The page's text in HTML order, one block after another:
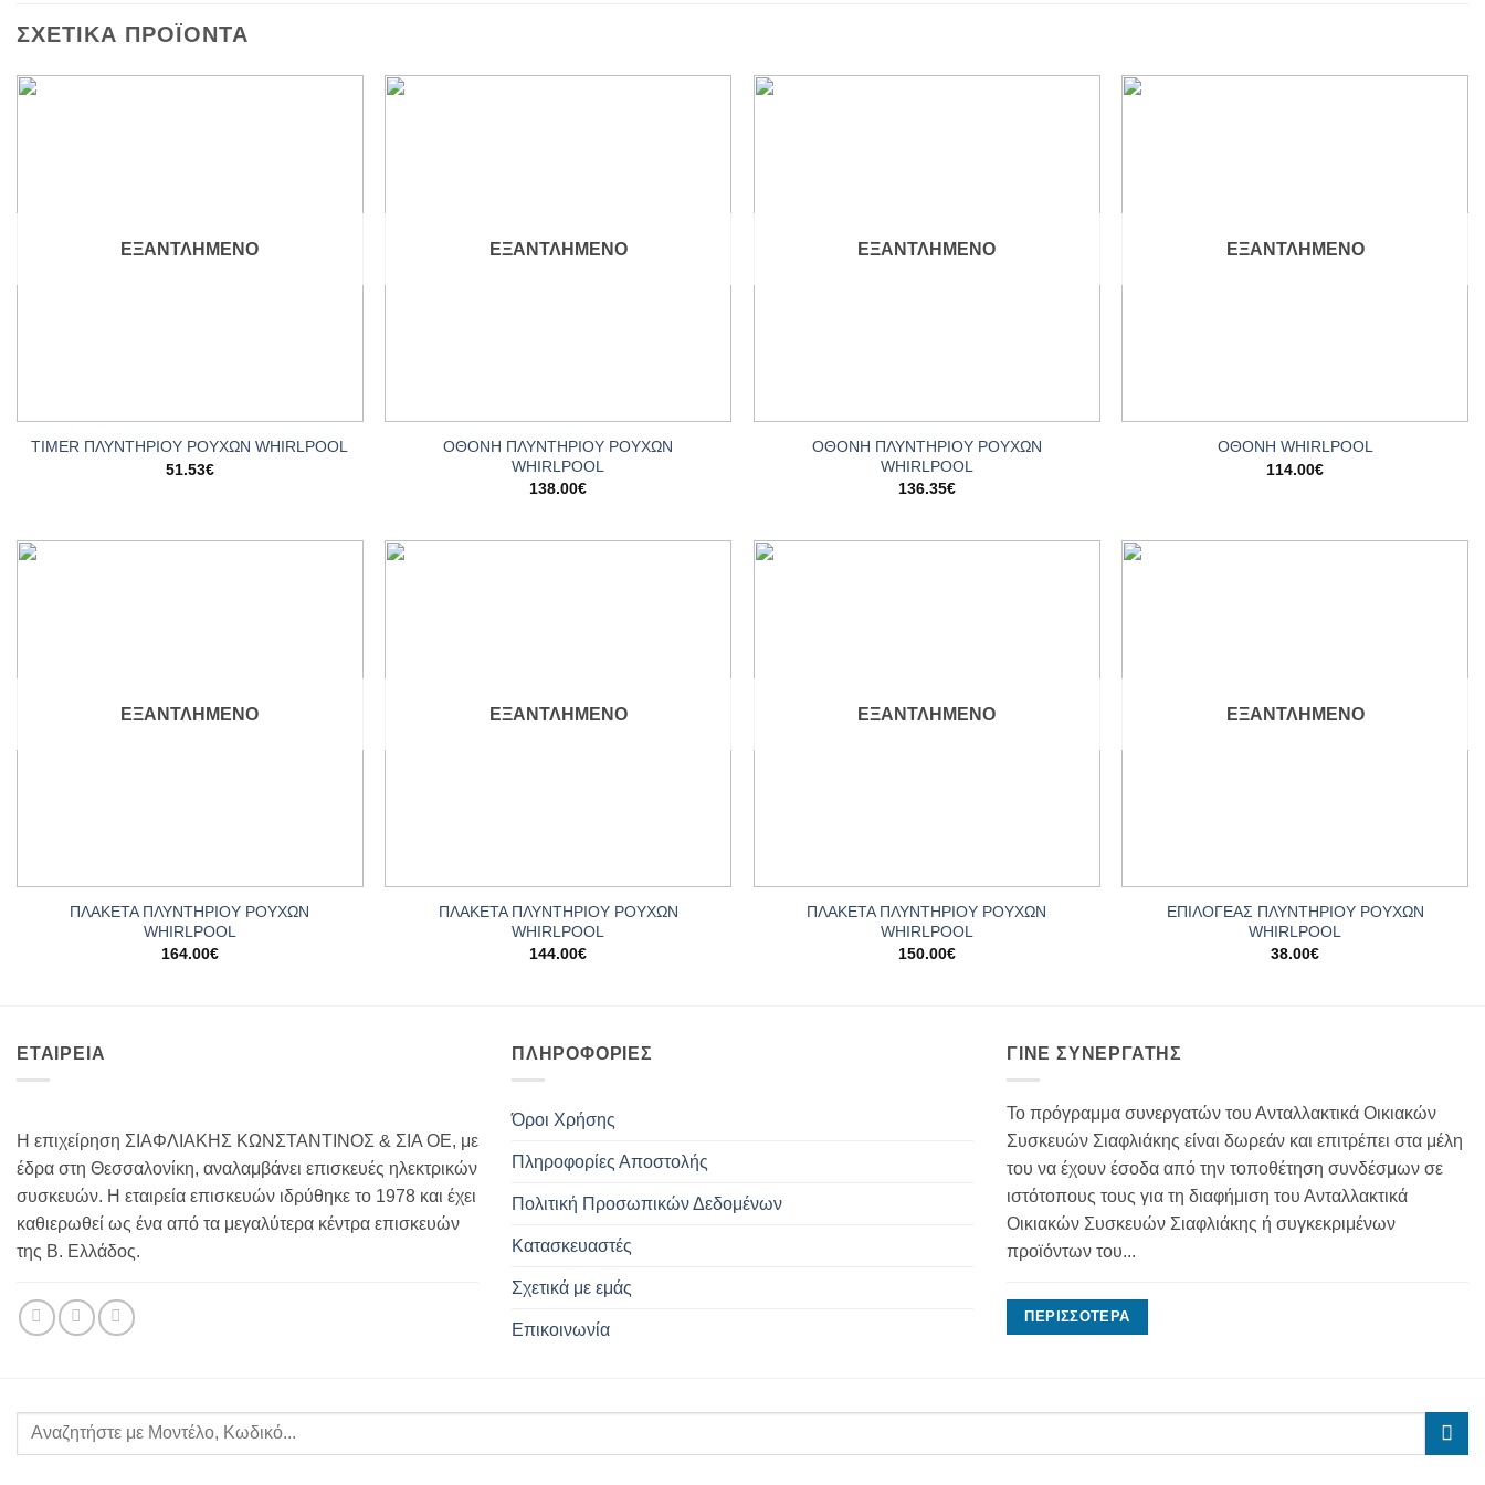
ΣΧΕΤΙΚΆ ΠΡΟΪΌΝΤΑ
ΕΞΑΝΤΛΗΜΈΝΟ
TIMER ΠΛΥΝΤΗΡΙΟΥ ΡΟΥΧΩΝ WHIRLPOOL
51.53€
ΕΞΑΝΤΛΗΜΈΝΟ
ΟΘΟΝΗ ΠΛΥΝΤΗΡΙΟΥ ΡΟΥΧΩΝ
WHIRLPOOL
138.00€
ΕΞΑΝΤΛΗΜΈΝΟ
ΟΘΟΝΗ ΠΛΥΝΤΗΡΙΟΥ ΡΟΥΧΩΝ
WHIRLPOOL
136.35€
ΕΞΑΝΤΛΗΜΈΝΟ
ΟΘΟΝΗ WHIRLPOOL
114.00€
ΕΞΑΝΤΛΗΜΈΝΟ
ΠΛΑΚΕΤΑ ΠΛΥΝΤΗΡΙΟΥ ΡΟΥΧΩΝ
WHIRLPOOL
164.00€
ΕΞΑΝΤΛΗΜΈΝΟ
ΠΛΑΚΕΤΑ ΠΛΥΝΤΗΡΙΟΥ ΡΟΥΧΩΝ
WHIRLPOOL
144.00€
ΕΞΑΝΤΛΗΜΈΝΟ
ΠΛΑΚΕΤΑ ΠΛΥΝΤΗΡΙΟΥ ΡΟΥΧΩΝ
WHIRLPOOL
150.00€
ΕΞΑΝΤΛΗΜΈΝΟ
ΕΠΙΛΟΓΕΑΣ ΠΛΥΝΤΗΡΙΟΥ ΡΟΥΧΩΝ
WHIRLPOOL
38.00€
ΕΤΑΙΡΕΙΑ
Η επιχείρηση ΣΙΑΦΛΙΑΚΗΣ ΚΩΝΣΤΑΝΤΙΝΟΣ & ΣΙΑ ΟΕ, με
έδρα στη Θεσσαλονίκη, αναλαμβάνει επισκευές ηλεκτρικών
συσκευών. Η εταιρεία επισκευών ιδρύθηκε το 1978 και έχει
καθιερωθεί ως ένα από τα μεγαλύτερα κέντρα επισκευών
της Β. Ελλάδος.
ΠΛΗΡΟΦΟΡΊΕΣ
Όροι Χρήσης
Πληροφορίες Αποστολής
Πολιτική Προσωπικών Δεδομένων
Κατασκευαστές
Σχετικά με εμάς
Επικοινωνία
ΓΊΝΕ ΣΥΝΕΡΓΆΤΗΣ
Το πρόγραμμα συνεργατών του Ανταλλακτικά Οικιακών
Συσκευών Σιαφλιάκης είναι δωρεάν και επιτρέπει στα μέλη
του να έχουν έσοδα από την τοποθέτηση συνδέσμων σε
ιστότοπους τους για τη διαφήμιση του Ανταλλακτικά
Οικιακών Συσκευών Σιαφλιάκης ή συγκεκριμένων
προϊόντων του...
ΠΕΡΙΣΣΌΤΕΡΑ